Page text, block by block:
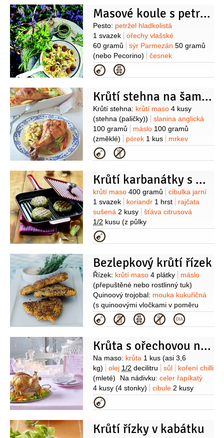
1 lžíce (bílý) Tzatziki: jogurt bílý
200 mililitrů
česnek
2 stroužky
okurka salátová
1 kus
máta 1 hrst
Masové koule s petrželovým pestem a těstovinami
Suroviny
Pesto: petržel hladkolistá
1 svazek
ořechy vlašské
60 gramů
sýr Parmezán 50 gramů
(nebo Pecorino)
česnek
3 stroužky
virgin)
Masové kuličky: krůtí maso
200 gramů
pesto50 gramů (domácí
petrželové)
mléko 50 mililitrů
Parmezán
50 gramů
smetana na
šlehání
100 mililitrů
těstoviny
500 gramů
(linguine)
olej řepkový
(na smažení)
Kategorie
Krůtí stehna na šampaňském
Suroviny
Krůtí stehna: krůtí maso 4 kusy
(stehna (paličky))
slanina anglická
100 gramů
máslo 100 gramů
(změklé)
pórek 1 kus
mrkev
2 kusy
pastinák
8 kusů
cibulka jarní
Příloha:
brambory1 kilogram
cibule
šalotka
6 kusů máslo 2 lžíce
cukr
třtinový 1/2 lžičky
petržel hladkolistá
1 hrst
mléko 2 lžíce sůl
Kategorie
Krůtí karbanátky s koriandrem
Suroviny
krůtí maso 400 gramů
cibulka jarní
1 svazek
koriandr 1 hrst
rajčata
sušená 2 kusy
šťáva citrusová
1/2 kusu (z půlky
citronu)
smažení)
Kategorie
Bezlepkový krůtí řízek
Suroviny
Řízek: krůtí maso 4 plátky
máslo
(přepuštěné nebo rostlinný tuk)
Quinoový trojobal: mouka kukuřičná
(s quinoovými vločkami v poměru
1:1)
quinoové vločky sýr40 gramů
(parmazánového typu)
mléko
hladkolistá
tymián(či jiné
bylinky)
citronová kůra sůl
Kategorie
Krůta s ořechovou nádivkou
Suroviny
Na maso: krůta 1 kus (asi 3,6
kg)
olej 1/2 decilitru sůl
koření chilli
(mleté)
Na nádivku: celer řapíkatý
4 kusy (4 stonky) cibule 2 kusy
(velké)
vlašské100 gramů
čtvrtky kilové šišky chleba)
koření
Kategorie
Krůtí řízky v kabátku